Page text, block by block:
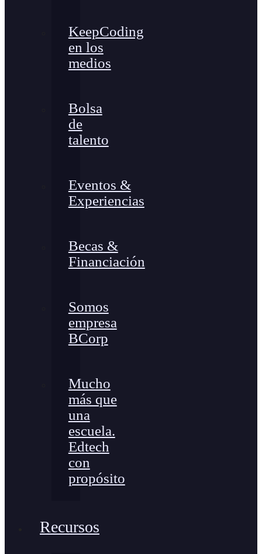
KeepCoding
en los
medios
Bolsa
de
talento
Eventos &
Experiencias
Becas &
Financiación
Somos
empresa
BCorp
Mucho
más que
una
escuela.
Edtech
con
propósito
Recursos